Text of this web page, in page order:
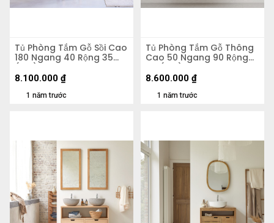
Tủ Phòng Tắm Gỗ Sồi Cao
180 Ngang 40 Rộng 35
(cm)
1 năm trước
8.100.000 ₫
Tủ Phòng Tắm Gỗ Thông
Cao 50 Ngang 90 Rộng
45 (cm)
1 năm trước
8.600.000 ₫